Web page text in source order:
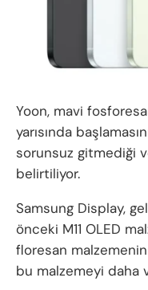
Yoon, mavi
yarısında
sorunsuz gitmediği
belirtiliyor.
Samsung Display,
önceki M11 OLED
floresan malzemenin
bu malzemeyi daha